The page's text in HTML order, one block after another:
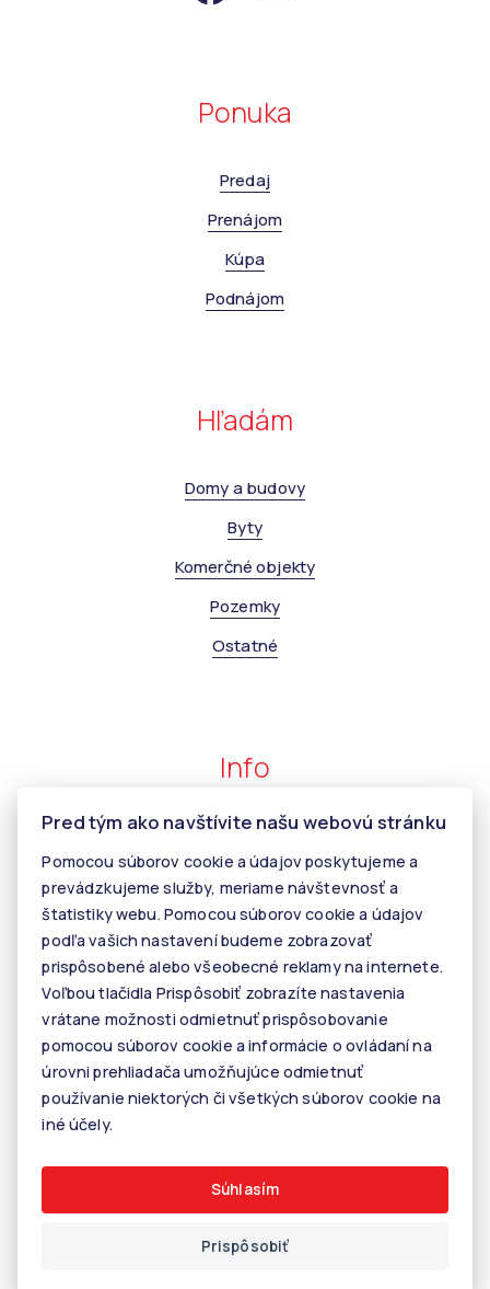
Ponuka
Predaj
Prenájom
Kúpa
Podnájom
Hľadám
Domy a budovy
Byty
Komerčné objekty
Pozemky
Ostatné
Info
Makléri
Napíšte nám
Kontakt
Kariéra
Tiper
Blog
© 2026 - KALANINOVÁ realitné služby
Rastislavova 60, 040 01 Košice, E-mail: info@kalaninovareality.sk
Pred tým ako navštívite našu webovú stránku
Pomocou súborov cookie a údajov poskytujeme a
prevádzkujeme služby, meriame návštevnosť a
štatistiky webu. Pomocou súborov cookie a údajov
podľa vašich nastavení budeme zobrazovať
prispôsobené alebo všeobecné reklamy na internete.
Voľbou tlačidla Prispôsobiť zobrazíte nastavenia
vrátane možnosti odmietnuť prispôsobovanie
pomocou súborov cookie a informácie o ovládaní na
úrovni prehliadača umožňujúce odmietnuť
používanie niektorých či všetkých súborov cookie na
iné účely.
Súhlasím
Prispôsobiť